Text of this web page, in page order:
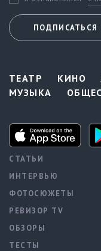
ПОДПИСАТЬСЯ
ТЕАТР КИНО
МУЗЫКА
СТАТЬИ
ИНТЕРВЬЮ
ФОТОСЮЖЕТЫ
РЕВИЗОР TV
ОБЗОРЫ
ТЕСТЫ